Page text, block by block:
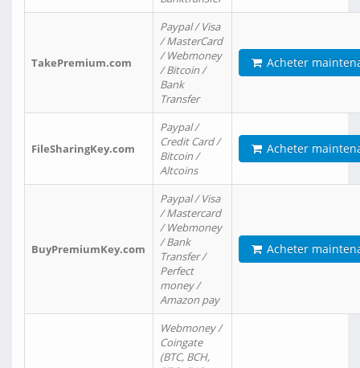
TakePremium.com
Paypal / Visa
/ MasterCard
/ Webmoney
/ Bitcoin /
Bank
Transfer
Acheter
FileSharingKey.com
Paypal /
Credit Card /
Bitcoin /
Altcoins
Acheter
BuyPremiumKey.com
Paypal / Visa
/ Mastercard
/ Webmoney
/ Bank
Transfer /
Perfect
money /
Amazon pay
Acheter
Webmoney /
Coingate
(BTC, BCH,